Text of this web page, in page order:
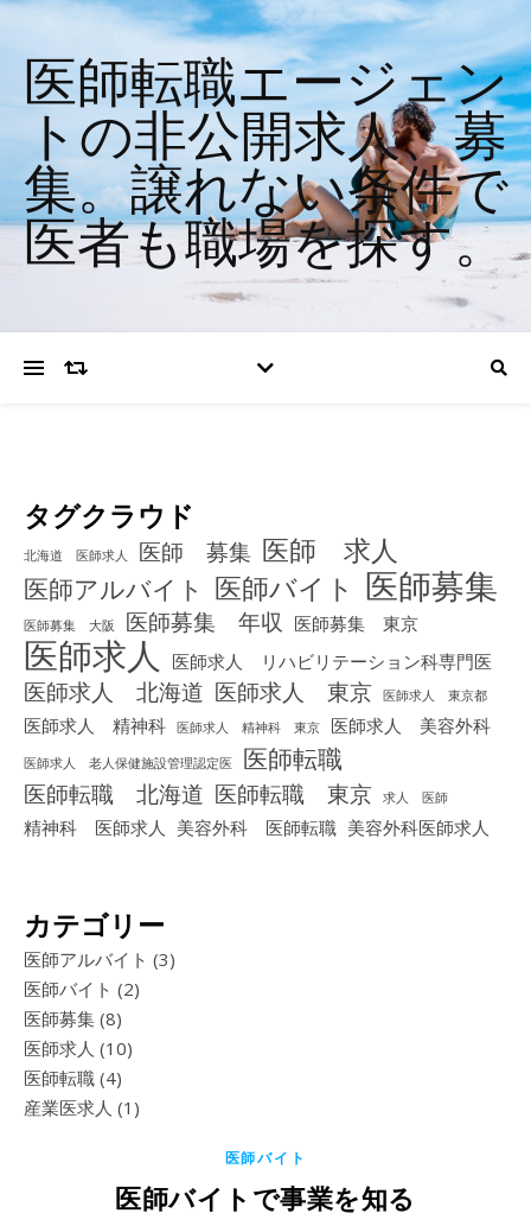
医師転職エージェン
トの非公開求人、募
集。譲れない条件で
医者も職場を探す。
タグクラウド
北海道 医師求人 医師 募集 医師 求人
医師アルバイト 医師バイト 医師募集
医師募集 大阪 医師募集 年収 医師募集 東京
医師求人 医師求人 リハビリテーション科専門医
医師求人 北海道 医師求人 東京 医師求人 東京都
医師求人 精神科 医師求人 精神科 東京 医師求人 美容外科
医師求人 老人保健施設管理認定医 医師転職
医師転職 北海道 医師転職 東京 求人 医師
精神科 医師求人 美容外科 医師転職 美容外科医師求人
カテゴリー
医師アルバイト (3)
医師バイト (2)
医師募集 (8)
医師求人 (10)
医師転職 (4)
産業医求人 (1)
医師バイト
医師バイトで事業を知る